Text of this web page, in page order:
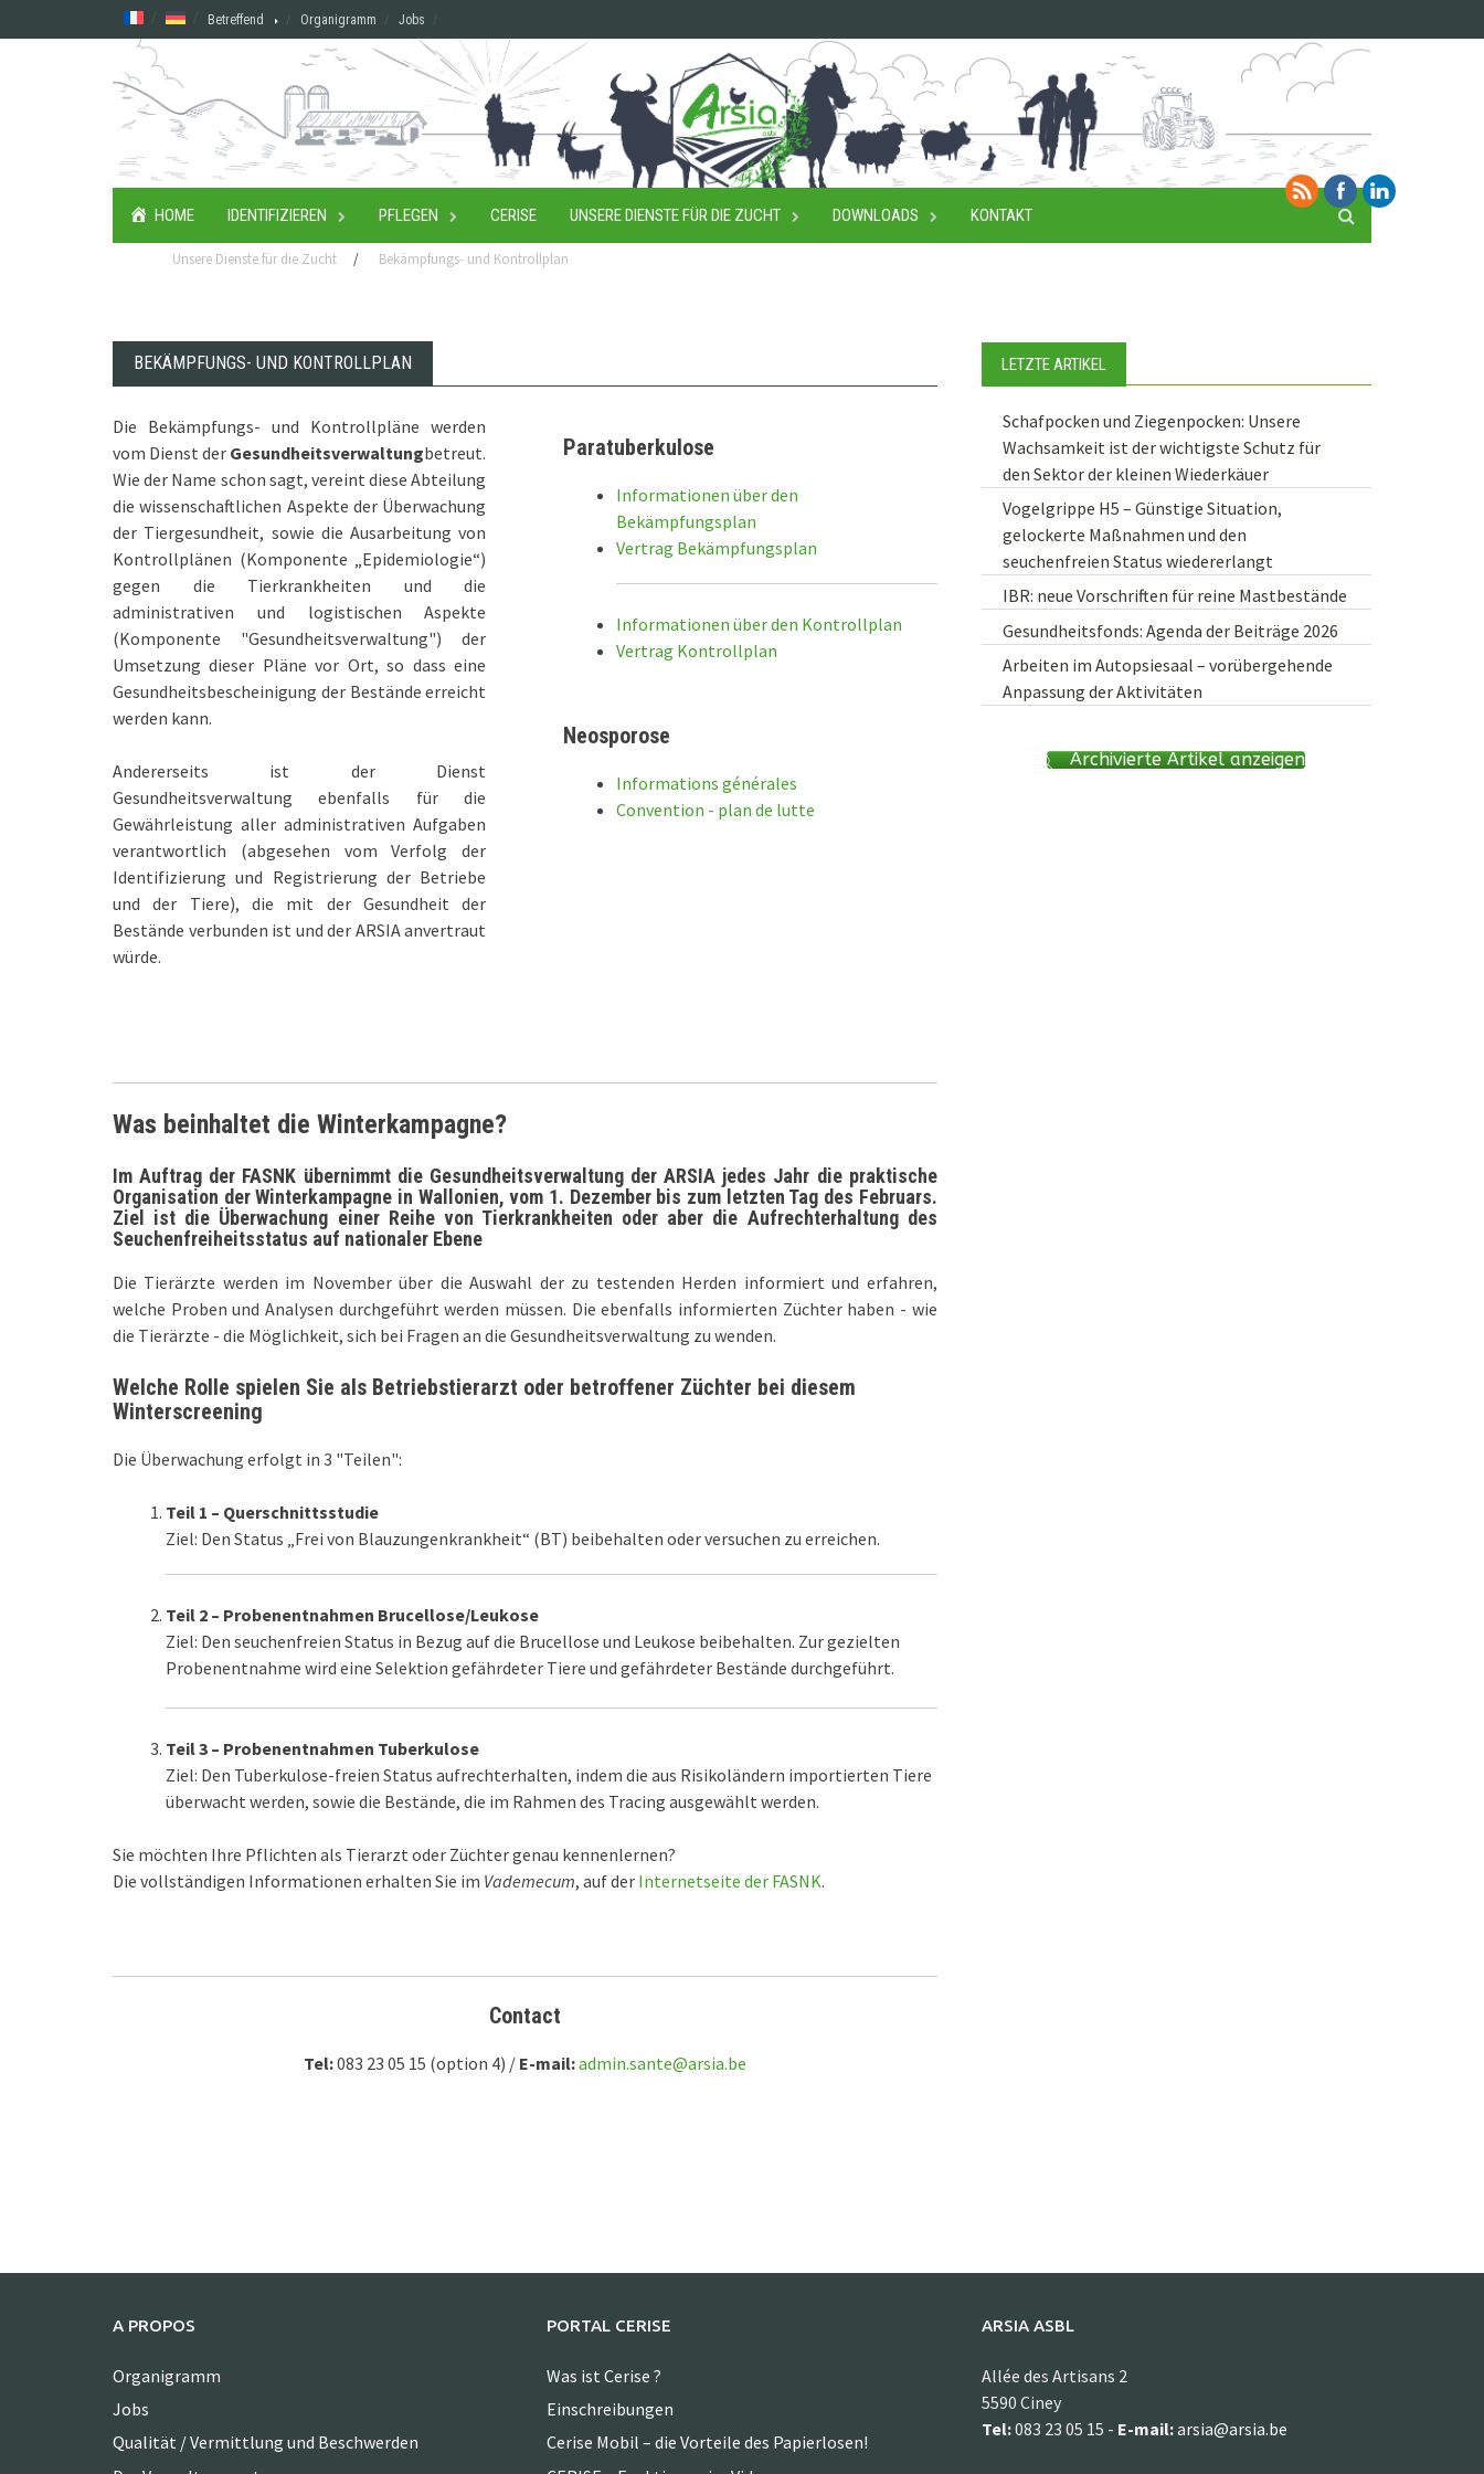
to
Betreffend Organigramm Jobs
HOME IDENTIFIZIEREN PFLEGEN CERISE UNSERE DIENSTE FÜR DIE ZUCHT DOWNLOADS KONTAKT
Unsere Dienste für die Zucht / Bekämpfungs- und Kontrollplan
BEKÄMPFUNGS- UND KONTROLLPLAN
Die Bekämpfungs- und Kontrollpläne werden
vom Dienst der Gesundheitsverwaltungbetreut.
Wie der Name schon sagt, vereint diese Abteilung
die wissenschaftlichen Aspekte der Überwachung
der Tiergesundheit, sowie die Ausarbeitung von
Kontrollplänen (Komponente „Epidemiologie“)
gegen die Tierkrankheiten und die
administrativen und logistischen Aspekte
(Komponente "Gesundheitsverwaltung") der
Umsetzung dieser Pläne vor Ort, so dass eine
Gesundheitsbescheinigung der Bestände erreicht
werden kann.
Andererseits ist der Dienst
Gesundheitsverwaltung ebenfalls für die
Gewährleistung aller administrativen Aufgaben
verantwortlich (abgesehen vom Verfolg der
Identifizierung und Registrierung der Betriebe
und der Tiere), die mit der Gesundheit der
Bestände verbunden ist und der ARSIA anvertraut
würde.
Paratuberkulose
Informationen über den
Bekämpfungsplan
Vertrag Bekämpfungsplan
Informationen über den Kontrollplan
Vertrag Kontrollplan
Neosporose
Informations générales
Convention - plan de lutte
Was beinhaltet die Winterkampagne?
Im Auftrag der FASNK übernimmt die Gesundheitsverwaltung der ARSIA jedes Jahr die praktische
Organisation der Winterkampagne in Wallonien, vom 1. Dezember bis zum letzten Tag des Februars.
Ziel ist die Überwachung einer Reihe von Tierkrankheiten oder aber die Aufrechterhaltung des
Seuchenfreiheitsstatus auf nationaler Ebene
Die Tierärzte werden im November über die Auswahl der zu testenden Herden informiert und erfahren,
welche Proben und Analysen durchgeführt werden müssen. Die ebenfalls informierten Züchter haben - wie
die Tierärzte - die Möglichkeit, sich bei Fragen an die Gesundheitsverwaltung zu wenden.
Welche Rolle spielen Sie als Betriebstierarzt oder betroffener Züchter bei diesem
Winterscreening
Die Überwachung erfolgt in 3 "Teilen":
Teil 1 – Querschnittsstudie
Ziel: Den Status „Frei von Blauzungenkrankheit“ (BT) beibehalten oder versuchen zu erreichen.
Teil 2 – Probenentnahmen Brucellose/Leukose
Ziel: Den seuchenfreien Status in Bezug auf die Brucellose und Leukose beibehalten. Zur gezielten
Probenentnahme wird eine Selektion gefährdeter Tiere und gefährdeter Bestände durchgeführt.
Teil 3 – Probenentnahmen Tuberkulose
Ziel: Den Tuberkulose-freien Status aufrechterhalten, indem die aus Risikoländern importierten Tiere
überwacht werden, sowie die Bestände, die im Rahmen des Tracing ausgewählt werden.
Sie möchten Ihre Pflichten als Tierarzt oder Züchter genau kennenlernen?
Die vollständigen Informationen erhalten Sie im Vademecum, auf der Internetseite der FASNK.
Contact
Tel:083 23 05 15 (option 4) / E-mail:admin.sante@arsia.be
LETZTE ARTIKEL
Schafpocken und Ziegenpocken: Unsere
Wachsamkeit ist der wichtigste Schutz für
den Sektor der kleinen Wiederkäuer
Vogelgrippe H5 – Günstige Situation,
gelockerte Maßnahmen und den
seuchenfreien Status wiedererlangt
IBR: neue Vorschriften für reine Mastbestände
Gesundheitsfonds: Agenda der Beiträge 2026
Arbeiten im Autopsiesaal – vorübergehende
Anpassung der Aktivitäten
Archivierte Artikel anzeigen
A PROPOS
Organigramm
Jobs
Qualität / Vermittlung und Beschwerden
PORTAL CERISE
Was ist Cerise ?
Einschreibungen
Cerise Mobil – die Vorteile des Papierlosen!
ARSIA ASBL
Allée des Artisans 2
5590 Ciney
Tel:083 23 05 15 - E-mail:arsia@arsia.be